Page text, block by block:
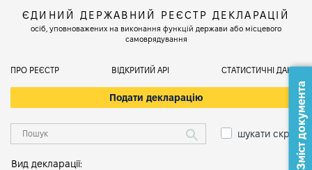
ЄДИНИЙ ДЕРЖАВНИЙ РЕЄСТР ДЕКЛАРАЦІЙ
осіб, уповноважених на виконання функцій держави або місцевого
самоврядування
ПРО РЕЄСТР ВІДКРИТИЙ АРІ СТАТИСТИЧНІ ДАНІ
Подати декларацію
шукати скрізь
Вид декларації: Зміст документа